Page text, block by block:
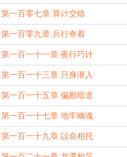
第一百零七章 算计交错
第一百零九章 兵行奇着
第一百一十一章 夜行巧计
第一百一十三章 只身潜入
第一百一十五章 偏殿暗道
第一百一十七章 地牢幽魂
第一百一十九章 以命相托